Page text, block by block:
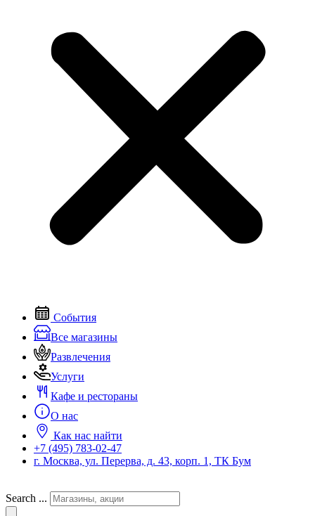
События
Все магазины
Развлечения
Услуги
Кафе и рестораны
О нас
Как нас найти
+7 (495) 783-02-47
г. Москва, ул. Перерва, д. 43, корп. 1, ТК Бум
Search ...